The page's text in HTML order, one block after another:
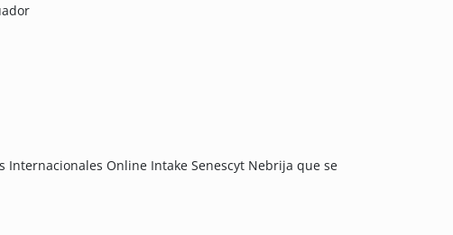
Internacionales Online Intake Senescyt Nebrija que se